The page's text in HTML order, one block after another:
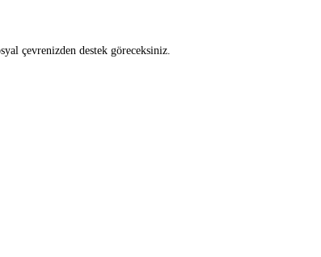
çevrenizden destek göreceksiniz.